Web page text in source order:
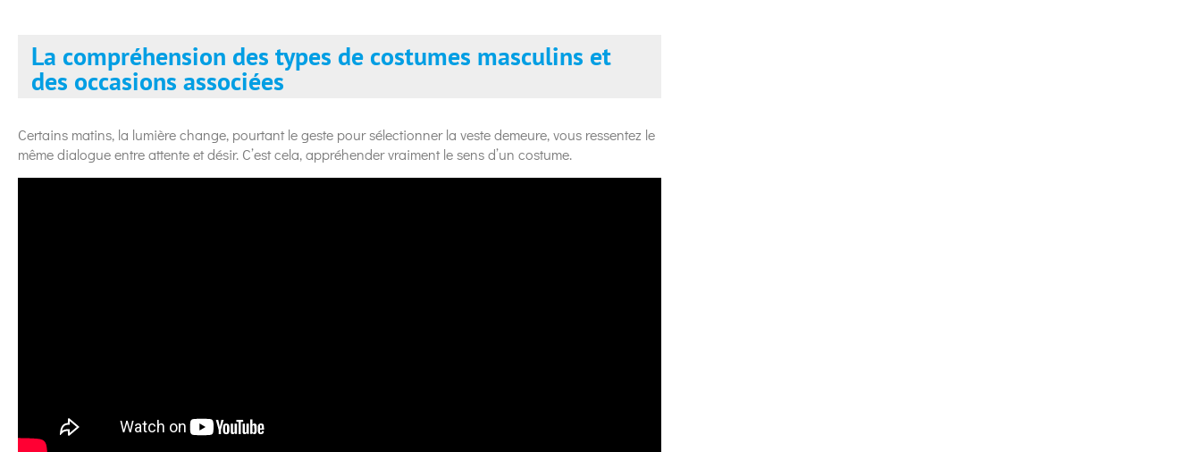
La compréhension des types de costumes masculins et
des occasions associées
Certains matins, la lumière change, pourtant le geste pour sélectionner la veste demeure, vous ressentez le
même dialogue entre attente et désir. C’est cela, appréhender vraiment le sens d’un costume.